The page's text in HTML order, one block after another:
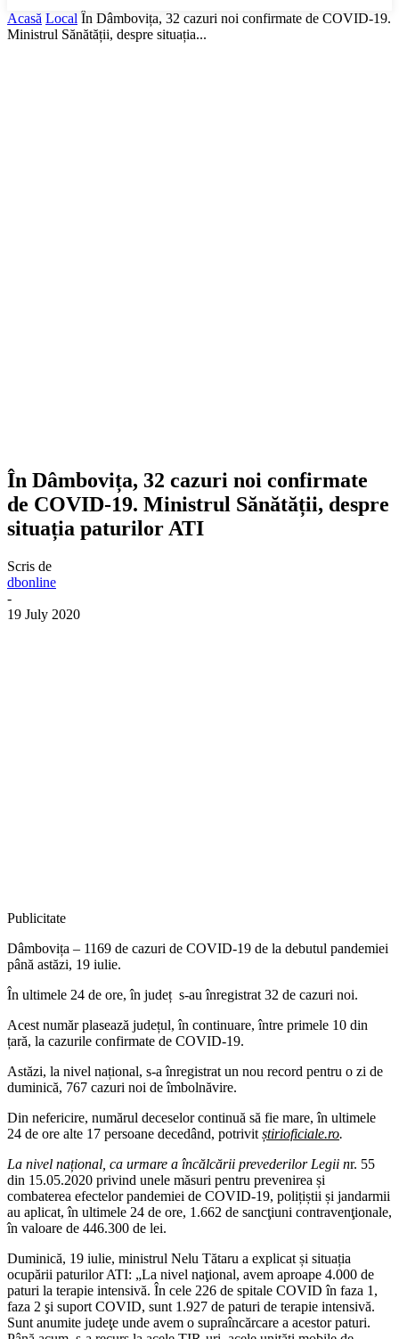
Acasă Local În Dâmbovița, 32 cazuri noi confirmate de COVID-19.
Ministrul Sănătății, despre situația...
În Dâmbovița, 32 cazuri noi confirmate
de COVID-19. Ministrul Sănătății, despre
situația paturilor ATI
Scris de
dbonline
-
19 July 2020
Publicitate
Dâmbovița – 1169 de cazuri de COVID-19 de la debutul pandemiei
până astăzi, 19 iulie.
În ultimele 24 de ore, în județ s-au înregistrat 32 de cazuri noi.
Acest număr plasează județul, în continuare, între primele 10 din
țară, la cazurile confirmate de COVID-19.
Astăzi, la nivel național, s-a înregistrat un nou record pentru o zi de
duminică, 767 cazuri noi de îmbolnăvire.
Din nefericire, numărul deceselor continuă să fie mare, în ultimele
24 de ore alte 17 persoane decedând, potrivit știrioficiale.ro.
La nivel național, ca urmare a încălcării prevederilor Legii nr. 55
din 15.05.2020 privind unele măsuri pentru prevenirea și
combaterea efectelor pandemiei de COVID-19, polițiștii și jandarmii
au aplicat, în ultimele 24 de ore, 1.662 de sancţiuni contravenţionale,
în valoare de 446.300 de lei.
Duminică, 19 iulie, ministrul Nelu Tătaru a explicat și situația
ocupării paturilor ATI: „La nivel naţional, avem aproape 4.000 de
paturi la terapie intensivă. În cele 226 de spitale COVID în faza 1,
faza 2 şi suport COVID, sunt 1.927 de paturi de terapie intensivă.
Sunt anumite judeţe unde avem o supraîncărcare a acestor paturi.